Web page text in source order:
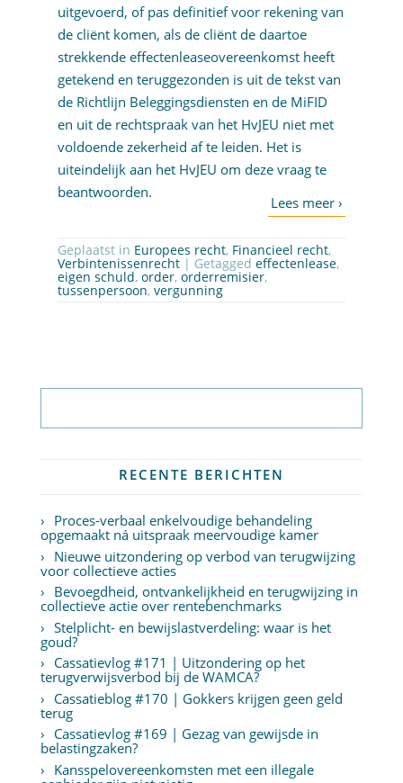
uitgevoerd, of pas definitief voor rekening van
de cliënt komen, als de cliënt de daartoe
strekkende effectenleaseovereenkomst heeft
getekend en teruggezonden is uit de tekst van
de Richtlijn Beleggingsdiensten en de MiFID
en uit de rechtspraak van het HvJEU niet met
voldoende zekerheid af te leiden. Het is
uiteindelijk aan het HvJEU om deze vraag te
beantwoorden.
Geplaatst in Europees recht, Financieel recht,
Verbintenissenrecht | Getagged effectenlease,
eigen schuld, order, orderremisier,
tussenpersoon, vergunning
RECENTE BERICHTEN
Proces-verbaal enkelvoudige behandeling
opgemaakt ná uitspraak meervoudige kamer
Nieuwe uitzondering op verbod van terugwijzing
voor collectieve acties
Bevoegdheid, ontvankelijkheid en terugwijzing in
collectieve actie over rentebenchmarks
Stelplicht- en bewijslastverdeling: waar is het
goud?
Cassatievlog #171 | Uitzondering op het
terugverwijsverbod bij de WAMCA?
Cassatieblog #170 | Gokkers krijgen geen geld
terug
Cassatievlog #169 | Gezag van gewijsde in
belastingzaken?
Kansspelovereenkomsten met een illegale